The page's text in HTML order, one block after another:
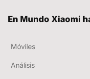
En Mundo Xiaomi
Móviles
Análisis